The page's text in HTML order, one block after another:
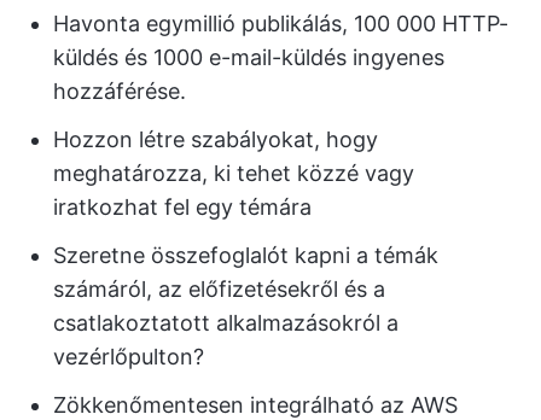
Havonta egymillió publikálás, 100 000 HTTP-
küldés és 1000 e-mail-küldés ingyenes
hozzáférése.
Hozzon létre szabályokat, hogy
meghatározza, ki tehet közzé vagy
iratkozhat fel egy témára
Szeretne összefoglalót kapni a témák
számáról, az előfizetésekről és a
csatlakoztatott alkalmazásokról a
vezérlőpulton?
Zökkenőmentesen integrálható az AWS